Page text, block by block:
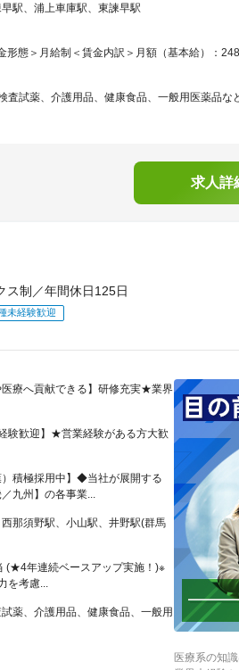
駅、浦上車庫駅、東諫早駅
形態＞月給制＜賃金内訳＞月額（基本給）：
試薬、介護用品、健康食品、一般用医薬品な
求人詳
ス制／年間休日125日
未経験歓迎
医療へ貢献できる】研修充実★業界
験歓迎】★営業経験がある方大歓
）積極採用中】◆当社が展開する
九州】の各事業...
那須野駅、小山駅、井野駅(群馬
(★4年連続ベースアップ実施！)※
を考慮...
薬、介護用品、健康食品、一般用
医療系の知